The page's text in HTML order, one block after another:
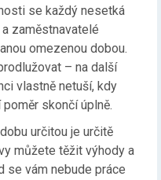
se každý nesetká
zaměstnavatelé
omezenou dobou.
– na další
vlastně netuší, kdy
skončí úplně.
určitou je určitě
můžete těžit výhody a
se vám nebude práce